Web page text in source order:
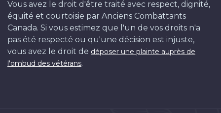
Vous avez le droit d'être traité avec respect, dignité,
équité et courtoisie par Anciens Combattants
Canada. Si vous estimez que l'un de vos droits n'a
pas été respecté ou qu'une décision est injuste,
vous avez le droit de déposer une plainte auprès de
l'ombud des vétérans.